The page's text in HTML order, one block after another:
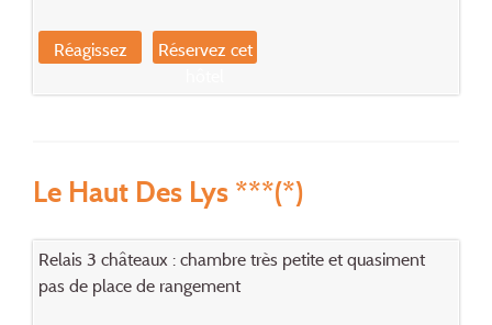
Réagissez
Réservez cet
Le Haut Des Lys ***(*)
Relais 3 châteaux : chambre très petite et quasiment
pas de place de rangement